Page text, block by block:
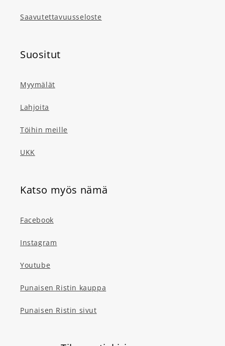
Saavutettavuusseloste
Suositut
Myymälät
Lahjoita
Töihin meille
UKK
Katso myös nämä
Facebook
Instagram
Youtube
Punaisen Ristin kauppa
Punaisen Ristin sivut